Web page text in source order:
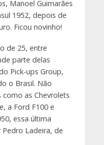
Manoel Guimarães
1952, depois de
Ficou novinho!
de 25, entre
parte delas
Pick-ups Group,
o Brasil. Não
as Chevrolets
a Ford F100 e
essa última
Ladeira, de